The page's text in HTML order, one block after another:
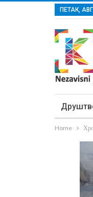
ПЕТАК,
Home